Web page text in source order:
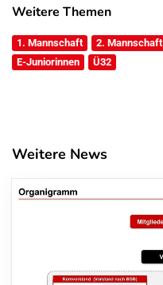
Weitere Themen
1. Mannschaft 2. Mannschaft
E-Juniorinnen
Ü32
Weitere News